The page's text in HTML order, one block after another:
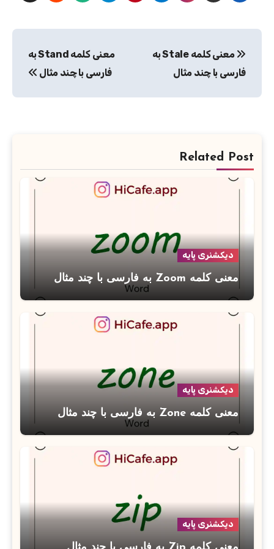
نوشته
معنی کلمه Stale به
فارسی با چند مثال
معنی کلمه Stand به
فارسی با چند مثال
Related Post
دیکشنری پایه
معنی کلمه Zoom به فارسی با چند مثال
دیکشنری پایه
معنی کلمه Zone به فارسی با چند مثال
دیکشنری پایه